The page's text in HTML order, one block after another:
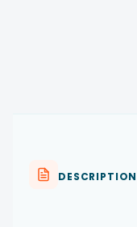
DESCRIPTION